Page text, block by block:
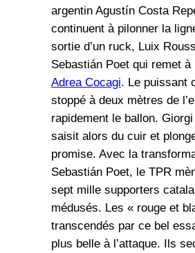
argentin Agustín Costa
continuent à pilonner la
sortie d’un ruck, Luix
Sebastián Poet qui remet à
Adrea Cocagi. Le puissant
stoppé à deux mètres de
rapidement le ballon.
saisit alors du cuir et
promise. Avec la
Sebastián Poet, le TPR
sept mille supporters
médusés. Les « rouge et
transcendés par ce bel
plus belle à l’attaque. Ils